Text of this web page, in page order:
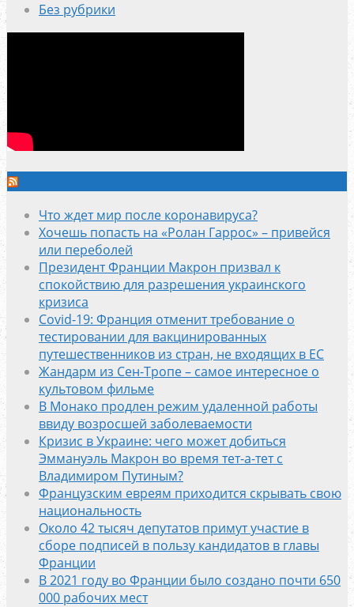
Без рубрики
Что ждет мир после коронавируса?
Хочешь попасть на «Ролан Гаррос» – привейся
или переболей
Президент Франции Макрон призвал к
спокойствию для разрешения украинского
кризиса
Covid-19: Франция отменит требование о
тестировании для вакцинированных
путешественников из стран, не входящих в ЕС
Жандарм из Сен-Тропе – самое интересное о
культовом фильме
В Монако продлен режим удаленной работы
ввиду возросшей заболеваемости
Кризис в Украине: чего может добиться
Эммануэль Макрон во время тет-а-тет с
Владимиром Путиным?
Французским евреям приходится скрывать свою
национальность
Около 42 тысяч депутатов примут участие в
сборе подписей в пользу кандидатов в главы
Франции
В 2021 году во Франции было создано почти 650
000 рабочих мест